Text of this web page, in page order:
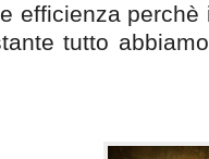
efficienza
tutto